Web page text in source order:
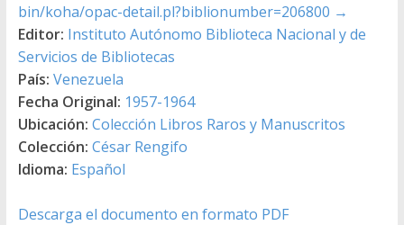
bin/koha/opac-detail.pl?biblionumber=206800 →
Editor: Instituto Autónomo Biblioteca Nacional y de
Servicios de Bibliotecas
País: Venezuela
Fecha Original: 1957-1964
Ubicación: Colección Libros Raros y Manuscritos
Colección: César Rengifo
Idioma: Español
Descarga el documento en formato PDF